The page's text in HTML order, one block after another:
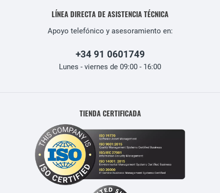
LÍNEA DIRECTA DE ASISTENCIA TÉCNICA
Apoyo telefónico y asesoramiento en:
+34 91 0601749
Lunes - viernes de 09:00 - 16:00
TIENDA CERTIFICADA